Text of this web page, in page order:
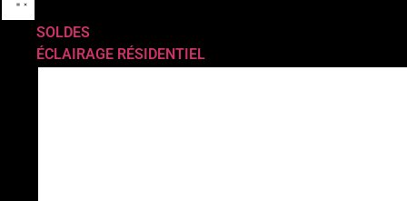
SOLDES
ÉCLAIRAGE RÉSIDENTIEL